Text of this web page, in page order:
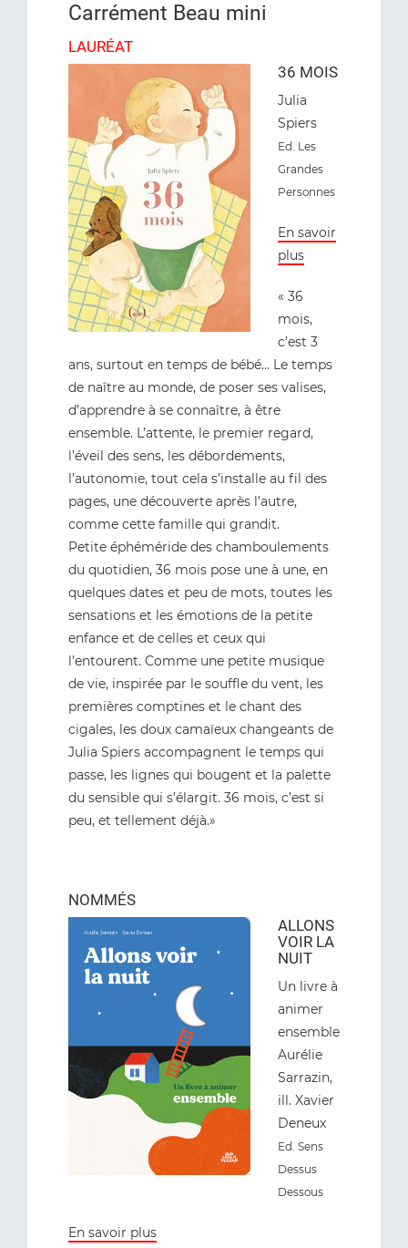
Carrément Beau mini
LAURÉAT
36 MOIS
Julia
Spiers
Ed. Les
Grandes
Personnes
En savoir
plus
« 36
mois,
c’est 3
ans, surtout en temps de bébé… Le temps
de naître au monde, de poser ses valises,
d’apprendre à se connaître, à être
ensemble. L’attente, le premier regard,
l’éveil des sens, les débordements,
l’autonomie, tout cela s’installe au fil des
pages, une découverte après l’autre,
comme cette famille qui grandit.
Petite éphéméride des chamboulements
du quotidien, 36 mois pose une à une, en
quelques dates et peu de mots, toutes les
sensations et les émotions de la petite
enfance et de celles et ceux qui
l’entourent. Comme une petite musique
de vie, inspirée par le souffle du vent, les
premières comptines et le chant des
cigales, les doux camaïeux changeants de
Julia Spiers accompagnent le temps qui
passe, les lignes qui bougent et la palette
du sensible qui s’élargit. 36 mois, c’est si
peu, et tellement déjà.»
NOMMÉS
ALLONS
VOIR LA
NUIT
Un livre à
animer
ensemble
Aurélie
Sarrazin,
ill. Xavier
Deneux
Ed. Sens
Dessus
Dessous
En savoir plus